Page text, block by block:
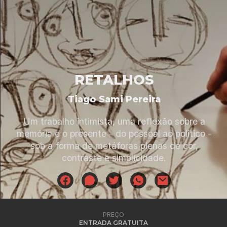
RETALHOS
Tiago Sami Pereira
Um trabalho intimista, uma reflexão sobre a
memória e o presente - do pessoal ao político -
sob a forma de metáforas plenas de cor,
contraste e simplicidade.
PREÇO
ENTRADA GRATUITA